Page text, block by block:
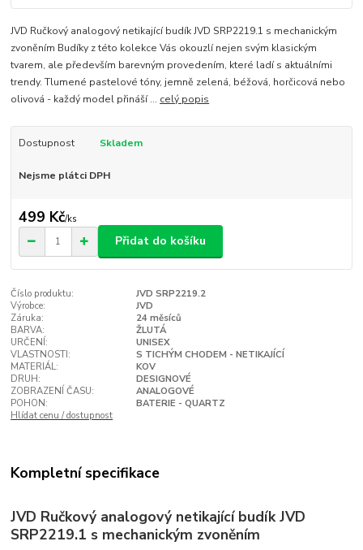
JVD Ručkový analogový netikající budík JVD SRP2219.1 s mechanickým
zvoněním Budíky z této kolekce Vás okouzlí nejen svým klasickým
tvarem, ale především barevným provedením, které ladí s aktuálními
trendy. Tlumené pastelové tóny, jemně zelená, béžová, horčicová nebo
olivová - každý model přináší ... celý popis
Dostupnost Skladem
Nejsme plátci DPH
499 Kč/ks
Přidat do košíku
Číslo produktu:
JVD SRP2219.2
Výrobce:
JVD
Záruka:
24 měsíců
BARVA:
ŽLUTÁ
URČENÍ:
UNISEX
VLASTNOSTI:
S TICHÝM CHODEM - NETIKAJÍCÍ
MATERIÁL:
KOV
DRUH:
DESIGNOVÉ
ZOBRAZENÍ ČASU:
ANALOGOVÉ
POHON:
BATERIE - QUARTZ
Hlídat cenu / dostupnost
Kompletní specifikace
JVD Ručkový analogový netikající budík JVD
SRP2219.1 s mechanickým zvoněním